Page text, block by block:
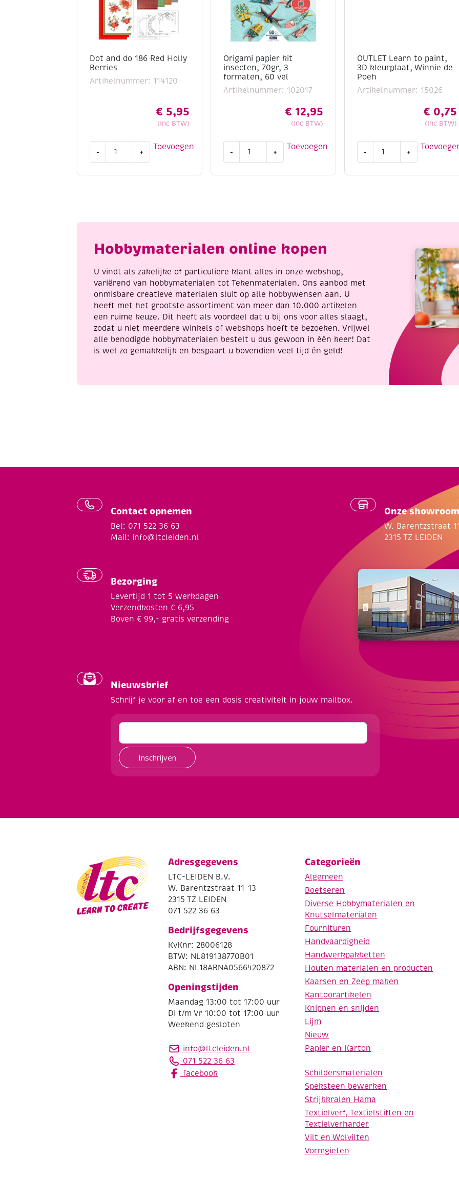
Dot and do 186 Red Holly
Berries
Artikelnummer: 114120
€ 5,95
(Inc BTW)
Toevoegen
-
aantal
+
Origami papier kit
insecten, 70gr, 3
formaten, 60 vel
Artikelnummer: 102017
€ 12,95
(Inc BTW)
Toevoegen
-
60
aantal
+
OUTLET Learn to paint,
3D kleurplaat, Winnie de
Poeh
Artikelnummer: 15026
€ 0,75
(Inc BTW)
-
de
+
Hobbymaterialen online kopen
U vindt als zakelijke of particuliere klant alles in onze webshop,
variërend van hobbymaterialen tot Tekenmaterialen. Ons aanbod met
onmisbare creatieve materialen sluit op alle hobbywensen aan. U
heeft met het grootste assortiment van meer dan 10.000 artikelen
een ruime keuze. Dit heeft als voordeel dat u bij ons voor alles slaagt,
zodat u niet meerdere winkels of webshops hoeft te bezoeken. Vrijwel
alle benodigde hobbymaterialen bestelt u dus gewoon in één keer! Dat
is wel zo gemakkelijk en bespaart u bovendien veel tijd én geld!
Contact opnemen
Bel: 071 522 36 63
Mail: info@ltcleiden.nl
Bezorging
Levertijd 1 tot 5 werkdagen
Verzendkosten € 6,95
Boven € 99,- gratis verzending
Onze showroom
W. Barentzstraat
2315 TZ LEIDEN
Nieuwsbrief
Schrijf je voor af en toe een dosis creativiteit in jouw mailbox.
Inschrijven
Adresgegevens
LTC-LEIDEN B.V.
W. Barentzstraat 11-13
2315 TZ LEIDEN
071 522 36 63
Bedrijfsgegevens
KvKnr: 28006128
BTW: NL819138770B01
ABN: NL18ABNA0566420872
Openingstijden
Maandag 13:00 tot 17:00 uur
Di t/m Vr 10:00 tot 17:00 uur
Weekend gesloten
info@ltcleiden.nl
071 522 36 63
facebook
Categorieën
Algemeen
Boetseren
Diverse Hobbymaterialen en
Knutselmaterialen
Fournituren
Handvaardigheid
Handwerkpakketten
Houten materialen en producten
Kaarsen en Zeep maken
Kantoorartikelen
Knippen en snijden
Lijm
Nieuw
Papier en Karton
Schildersmaterialen
Speksteen bewerken
Strijkkralen Hama
Textielverf, Textielstiften en
Textielverharder
Vilt en Wolvilten
Vormgieten